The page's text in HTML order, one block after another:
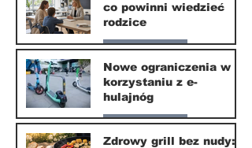
co powinni wiedzieć
rodzice
Nasze miasto
10 lip
Nowe ograniczenia w
korzystaniu z e-
hulajnóg
Nasze miasto
Zdrowy grill bez nudy: